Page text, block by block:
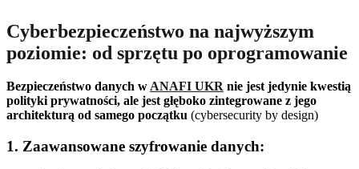
Cyberbezpieczeństwo na najwyższym
poziomie: od sprzętu po oprogramowanie
Bezpieczeństwo danych wANAFI UKR nie jest jedynie kwestią
polityki prywatności, ale jest głęboko zintegrowane z jego
architekturą od samego początku (cybersecurity by design)
1. Zaawansowane szyfrowanie danych: